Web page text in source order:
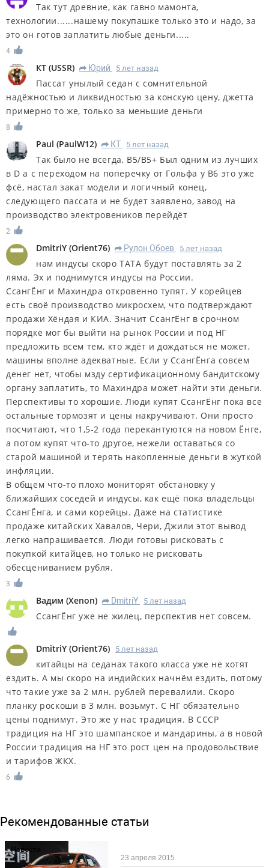
Так тут древние, как гавно мамонта,
технологии......нашему покупашке только это и надо, за
это он готов заплатить любые деньги.....
4
КT (USSR) R Юрий 5 лет назад
Пассат унылый седан с сомнительной
надёжностью и ликвидностью за конскую цену, джетта
примерно то же, только за меньшие деньги
8
Paul (PaulW12) R КT 5 лет назад
Так было не всегда, B5/B5+ Был одним из лучших
в D а с переходом на поперечку от Гольфа у B6 это уже
фсё, настал закат модели и логичный конец,
следующего пассата и не будет заявлено, завод на
производство электровеников перейдёт
2
DmitriY (Orient76) R Рулон Обоев 5 лет назад
нам индусы скоро ТАТА будут поставлять за 2
ляма. Эх и поднимутся индусы на России.
СсангЁнг и Махиндра откровенно тупят. У корейцев
есть своё производство микросхем, что подтверждают
продажи Хёндая и КИА. Значит СсангЁнг в срочном
порядке мог бы выйти на рынок России и под НГ
предложить всем тем, кто ждёт и дождаться не может,
машины вполне адекватные. Если у СсангЁнга совсем
денег нет, чтобы мзду сертификационному бандитскому
органу заплатить, то Махиндра может найти эти деньги.
Перспективы то хорошие. Люди купят СсангЁнг пока все
остальные тормозят и цены накручивают. Они просто
посчитают, что 1,5-2 года перекантуются на новом Ёнге,
а потом купят что-то другое, нежели оставаться со
старой машиной и терять накопленные деньги в жуткой
инфляции.
В общем что-то плохо мониторят обстановку у
ближайших соседей и индусы, как ещё пока владельцы
СсангЁнга, и сами корейцы. Даже на статистике
продаже китайских Хавалов, Чери, Джили этот вывод
легко напрашивается. Люди готовы рисковать с
покупкой китайцев, но только не рисковать
обесцениванием рубля.
3
Вадим (Xenon) R DmitriY 5 лет назад
СсангЁнг уже не жилец, перспектив нет совсем.
DmitriY (Orient76) 5 лет назад
китайцы на седанах такого класса уже не хотят
ездить. А мы скоро на индийских начнём ездить, потому
что такие уже за 2 млн. рублей перевалили. Скоро
планку роскоши в 3 млн. возьмут. С НГ обязательно
цены поднимут. Это же у нас традиция. В СССР
традиция на НГ это шампанское и мандарины, а в новой
России традиция на НГ это рост цен на продовольствие
и тарифов ЖКХ.
6
Рекомендованные статьи
Новости
23 апреля 2015